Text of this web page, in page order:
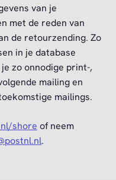
van je
met de reden van
de retourzending. Zo
in je database
zo onnodige print-,
mailing en
mailings.
shore of neem
.